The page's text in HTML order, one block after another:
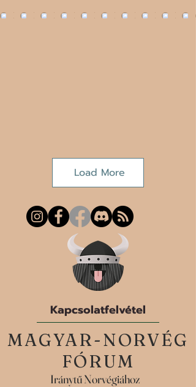
MAGYAR-NORVÉG
FÓRUM
Iránytű Norvégiához
Kapcsolatfelvétel
Load More